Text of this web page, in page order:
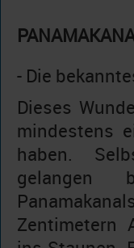
- Die
Dieses
mindestens
haben.
gelangen
Zentimetern